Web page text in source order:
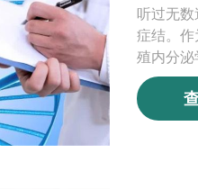
听过无
症结。作
殖内分泌